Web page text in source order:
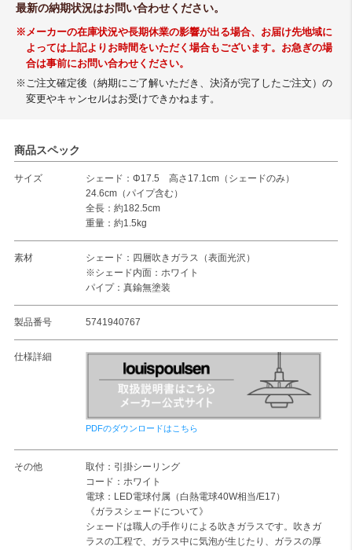
最新の納期状況はお問い合わせください。
※メーカーの在庫状況や長期休業の影響が出る場合、お届け先地域に
よっては上記よりお時間をいただく場合もございます。お急ぎの場
合は事前にお問い合わせください。
※ご注文確定後（納期にご了解いただき、決済が完了したご注文）の
変更やキャンセルはお受けできかねます。
商品スペック
サイズ
シェード：Φ17.5 高さ17.1cm（シェードのみ）
24.6cm（パイプ含む）
全長：約182.5cm
重量：約1.5kg
素材
シェード：四層吹きガラス（表面光沢）
※シェード内面：ホワイト
パイプ：真鍮無塗装
製品番号 5741940767
仕様詳細
PDFのダウンロードはこちら
その他
取付：引掛シーリング
コード：ホワイト
電球：LED電球付属（白熱電球40W相当/E17）
《ガラスシェードについて》
シェードは職人の手作りによる吹きガラスです。吹きガ
ラスの工程で、ガラス中に気泡が生じたり、ガラスの厚